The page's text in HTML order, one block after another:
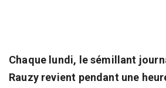
Chaque lundi, le sémillant
Rauzy revient pendant une